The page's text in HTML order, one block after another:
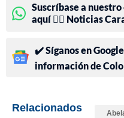
Suscríbase a
aquí 👉🏻 Noticias
✔️ Síganos en
información de
Relacionados